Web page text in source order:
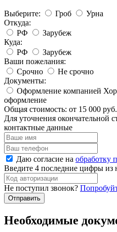
Выберите: Гроб
Урна
Откуда:
РФ
Зарубеж
Куда:
РФ
Зарубеж
Ваши пожелания:
Срочно
Не срочно
Документы:
Оформление компанией
оформление
Общая стоимость: от 15 000 руб.
Для уточнения окончательной
контактные данные
Даю согласие на обработку
Введите 4 последние цифры из
Не поступил звонок?
Необходимые